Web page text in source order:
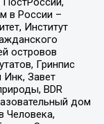
в России –
Институт
островов
Гринпис
Завет
BDR
дом
Человека,